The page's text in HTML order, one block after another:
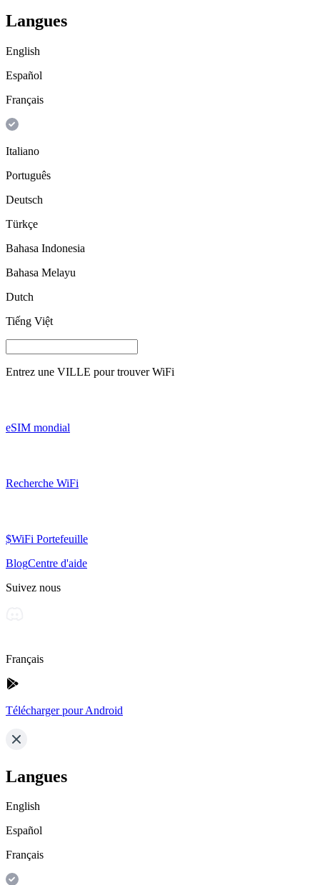
Langues
English
Español
Français
Italiano
Português
Deutsch
Türkçe
Bahasa Indonesia
Bahasa Melayu
Dutch
Tiếng Việt
Entrez une VILLE pour trouver WiFi
eSIM mondial
Recherche WiFi
$WiFi Portefeuille
BlogCentre d'aide
Suivez nous
Français
Télécharger pour Android
Langues
English
Español
Français